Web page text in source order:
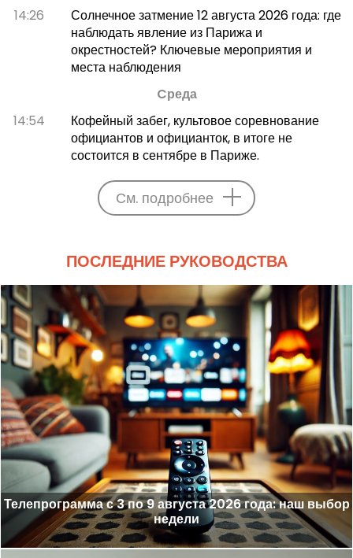
14:26
Солнечное затмение 12 августа 2026 года: где
наблюдать явление из Парижа и
окрестностей? Ключевые мероприятия и
места наблюдения
Cреда
14:54
Кофейный забег, культовое соревнование
официантов и официанток, в итоге не
состоится в сентябре в Париже.
См. подробнее
ПОСЛЕДНИЕ РУКОВОДСТВА
Телепрограмма с 3 по 9 августа 2026 года: наш выбор
недели